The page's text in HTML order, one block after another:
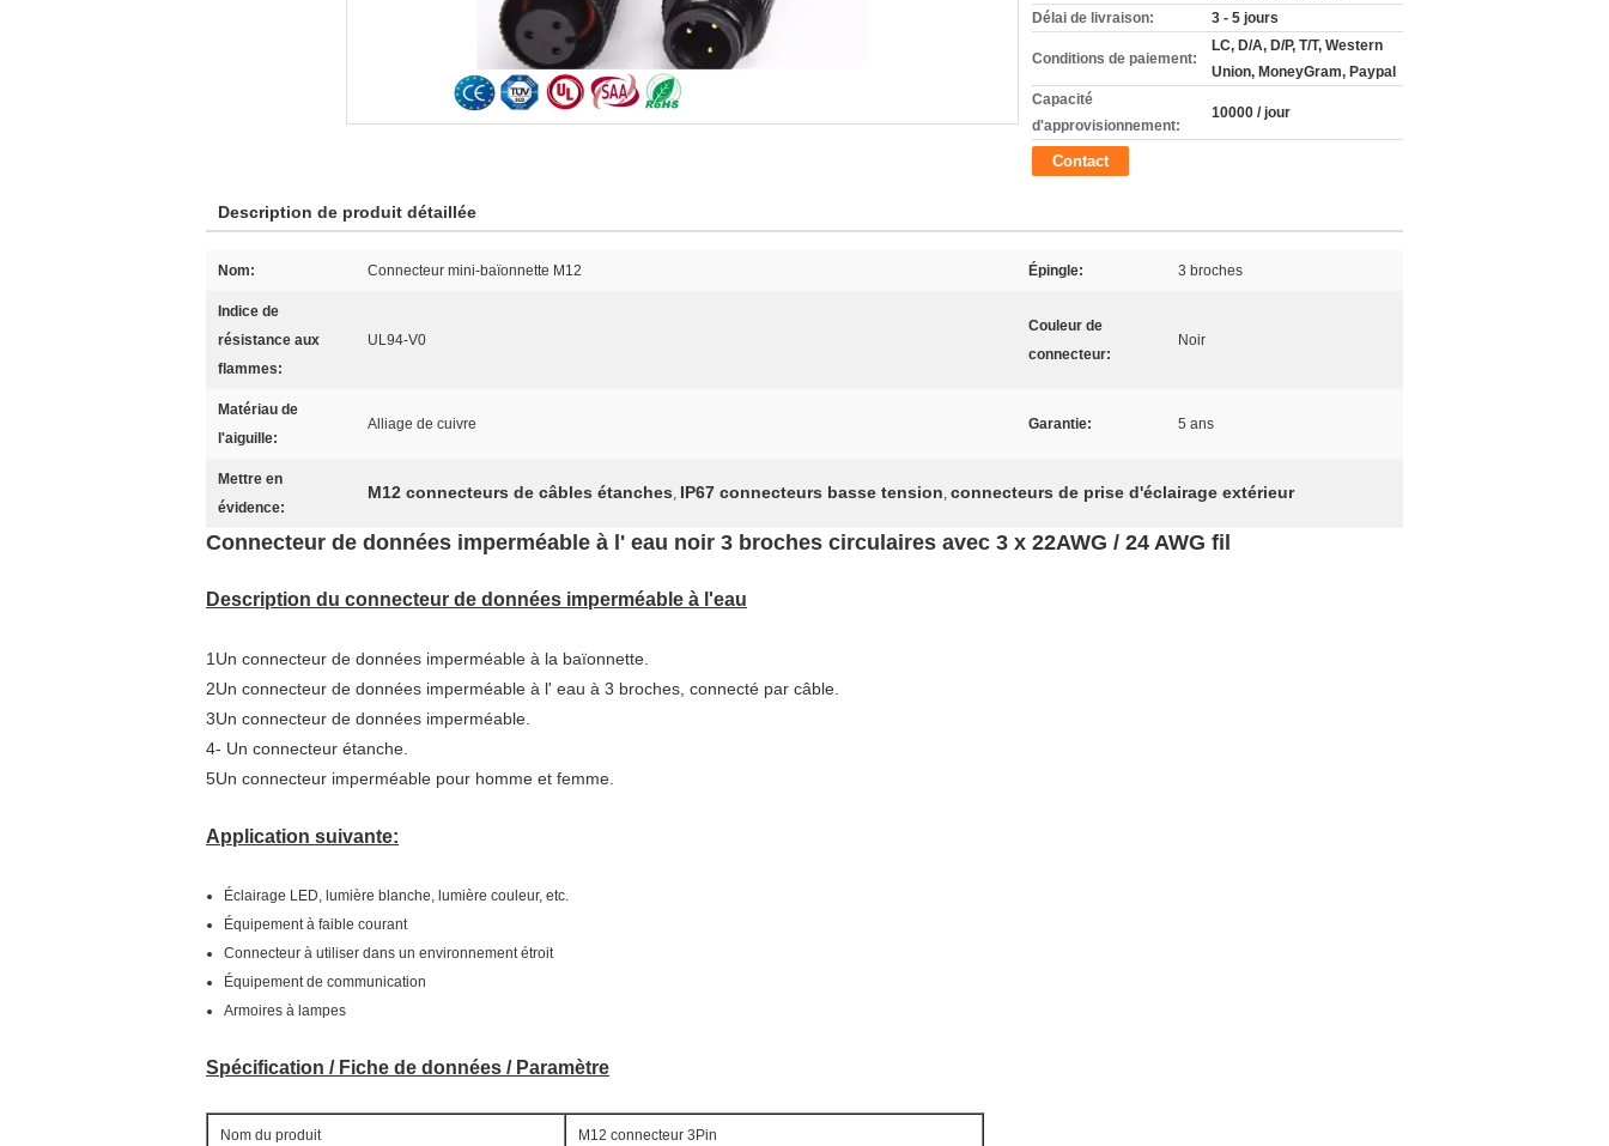
Délai de livraison:
3 - 5 jours
Conditions de paiement:
LC, D/A, D/P, T/T, Western
Union, MoneyGram, Paypal
Capacité
d'approvisionnement:
10000 / jour
Contact
Description de produit détaillée
Nom: Connecteur mini-baïonnette M12 Épingle: 3 broches
Indice de
résistance aux
flammes:
UL94-V0
Couleur de
connecteur:
Noir
Matériau de
l'aiguille:
Alliage de cuivre Garantie: 5 ans
Mettre en
évidence:
M12 connecteurs de câbles étanches, IP67 connecteurs basse tension, connecteurs de prise d'éclairage extérieur
Connecteur de données imperméable à l' eau noir 3 broches circulaires avec 3 x 22AWG / 24 AWG fil
Description du connecteur de données imperméable à l'eau
1Un connecteur de données imperméable à la baïonnette.
2Un connecteur de données imperméable à l' eau à 3 broches, connecté par câble.
3Un connecteur de données imperméable.
4- Un connecteur étanche.
5Un connecteur imperméable pour homme et femme.
Application suivante:
Éclairage LED, lumière blanche, lumière couleur, etc.
Équipement à faible courant
Connecteur à utiliser dans un environnement étroit
Équipement de communication
Armoires à lampes
Spécification / Fiche de données / Paramètre
Nom du produit M12 connecteur 3Pin